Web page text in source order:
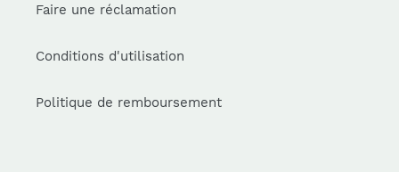
Faire une réclamation
Conditions d'utilisation
Politique de remboursement